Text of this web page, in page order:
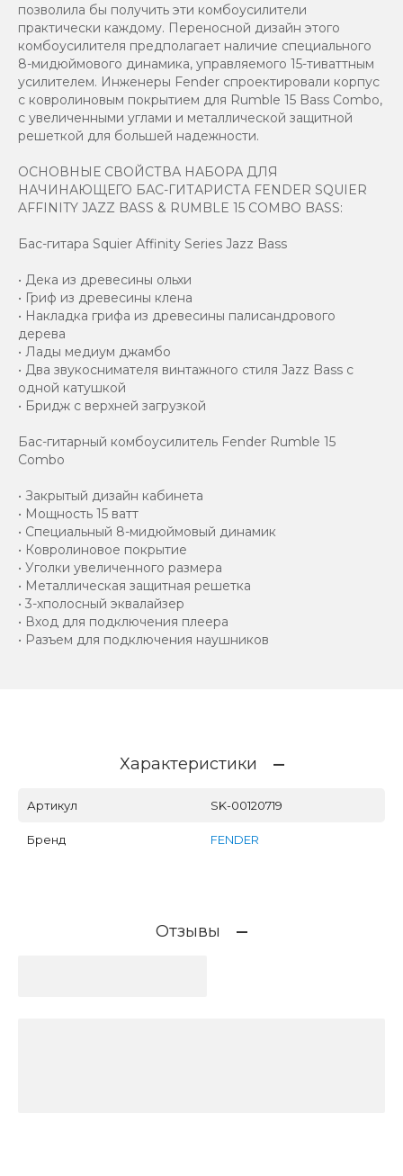
позволила бы получить эти комбоусилители
практически каждому. Переносной дизайн этого
комбоусилителя предполагает наличие специального
8-мидюймового динамика, управляемого 15-тиваттным
усилителем. Инженеры Fender спроектировали корпус
с ковролиновым покрытием для Rumble 15 Bass Combo,
с увеличенными углами и металлической защитной
решеткой для большей надежности.
ОСНОВНЫЕ СВОЙСТВА НАБОРА ДЛЯ
НАЧИНАЮЩЕГО БАС-ГИТАРИСТА FENDER SQUIER
AFFINITY JAZZ BASS & RUMBLE 15 COMBO BASS:
Бас-гитара Squier Affinity Series Jazz Bass
• Дека из древесины ольхи
• Гриф из древесины клена
• Накладка грифа из древесины палисандрового
дерева
• Лады медиум джамбо
• Два звукоснимателя винтажного стиля Jazz Bass с
одной катушкой
• Бридж с верхней загрузкой
Бас-гитарный комбоусилитель Fender Rumble 15
Combo
• Закрытый дизайн кабинета
• Мощность 15 ватт
• Специальный 8-мидюймовый динамик
• Ковролиновое покрытие
• Уголки увеличенного размера
• Металлическая защитная решетка
• 3-хполосный эквалайзер
• Вход для подключения плеера
• Разъем для подключения наушников
Характеристики
Артикул SK-00120719
Бренд FENDER
Отзывы